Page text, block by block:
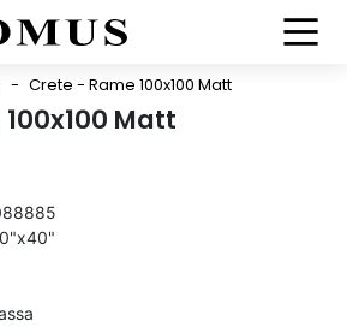
- Crete - Rame 100x100 Matt
Matt